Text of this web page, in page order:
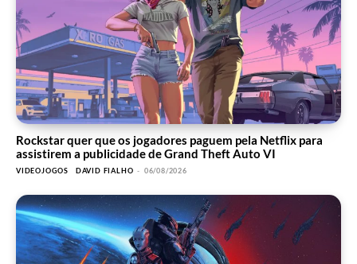
Rockstar quer que os jogadores paguem pela Netflix para
assistirem a publicidade de Grand Theft Auto VI
VIDEOJOGOS DAVID FIALHO - 06/08/2026